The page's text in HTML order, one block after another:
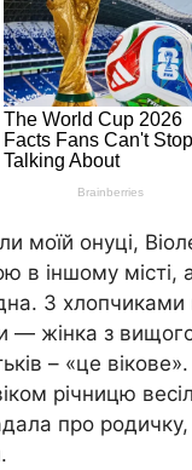
моїй онуці,
іншому місті, а
З
— жінка з
– «це
річницю
про